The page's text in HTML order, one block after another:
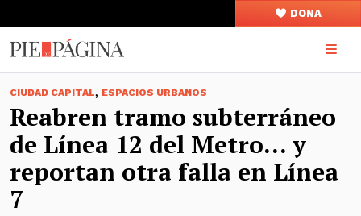
DONA
CIUDAD CAPITAL, ESPACIOS URBANOS
Reabren tramo subterráneo
de Línea 12 del Metro… y
reportan otra falla en Línea
7